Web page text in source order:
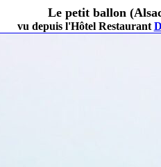
Le petit ballon
vu depuis l'Hôtel Restaurant